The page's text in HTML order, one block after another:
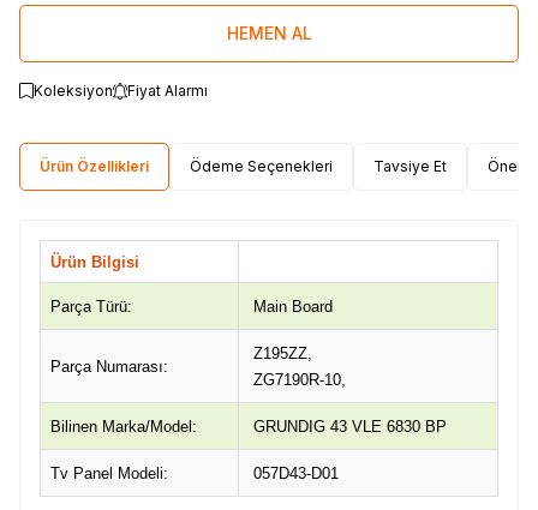
HEMEN AL
Koleksiyon Fiyat Alarmı
Ürün Özellikleri Ödeme Seçenekleri Tavsiye Et Öneri
Ürün Bilgisi
Parça Türü: Main Board
Parça Numarası:
Z195ZZ,
ZG7190R-10,
Bilinen Marka/Model: GRUNDIG 43 VLE 6830 BP
Tv Panel Modeli: 057D43-D01